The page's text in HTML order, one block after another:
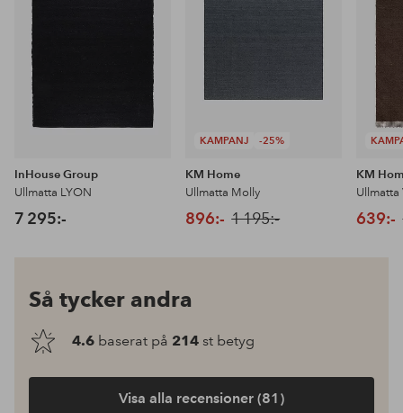
InHouse Group
Ullmatta LYON
7 295:-
KAMPANJ -25%
KM Home
Ullmatta Molly
896:- 1 195:-
KM
Ullmatta
639:-
Så tycker andra
4.6 baserat på 214 st betyg
Visa alla recensioner (81)